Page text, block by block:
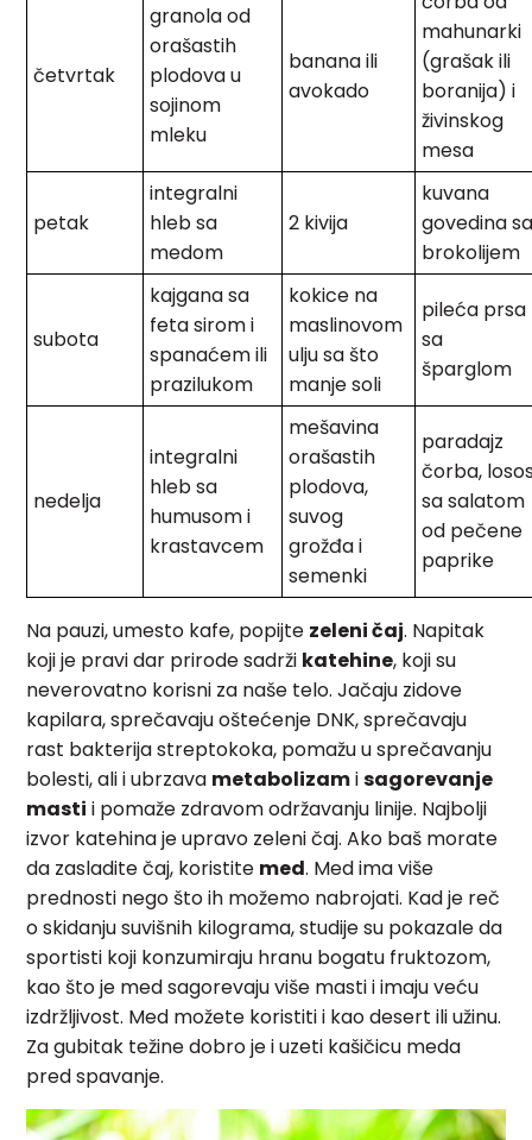
četvrtak
granola od
orašastih
plodova u
sojinom
mleku
banana ili
avokado
mahunarki
(grašak ili
boranija) i
živinskog
mesa
petak
integralni
hleb sa
medom
2 kivija
kuvana
govedina
brokolijem
subota
kajgana sa
feta sirom i
spanaćem ili
prazilukom
kokice na
maslinovom
ulju sa što
manje soli
pileća prsa
sa
šparglom
nedelja
integralni
hleb sa
humusom i
krastavcem
mešavina
orašastih
plodova,
suvog
grožđa i
semenki
paradajz
čorba,
sa salatom
od pečene
paprike
Na pauzi, umesto kafe, popijte zeleni čaj. Napitak
koji je pravi dar prirode sadrži katehine, koji su
neverovatno korisni za naše telo. Jačaju zidove
kapilara, sprečavaju oštećenje DNK, sprečavaju
rast bakterija streptokoka, pomažu u sprečavanju
bolesti, ali i ubrzava metabolizamisagorevanje
masti i pomaže zdravom održavanju linije. Najbolji
izvor katehina je upravo zeleni čaj. Ako baš morate
da zasladite čaj, koristite med. Med ima više
prednosti nego što ih možemo nabrojati. Kad je reč
o skidanju suvišnih kilograma, studije su pokazale da
sportisti koji konzumiraju hranu bogatu fruktozom,
kao što je med sagorevaju više masti i imaju veću
izdržljivost. Med možete koristiti i kao desert ili užinu.
Za gubitak težine dobro je i uzeti kašičicu meda
pred spavanje.